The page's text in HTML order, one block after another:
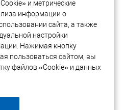
оборудования Planet
Технолоджи Рус». Все
84/32, корп 1
и метрические
информации о
сайта, а также
настройки
Нажимая кнопку
пользоваться сайтом, вы
файлов «Cookie» и данных